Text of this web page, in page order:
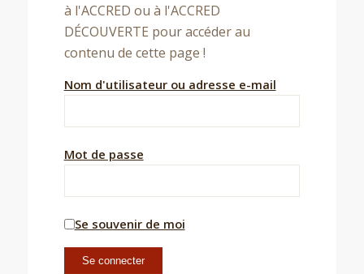
à l'ACCRED ou à l'ACCRED
DÉCOUVERTE pour accéder au
contenu de cette page !
Nom d'utilisateur ou adresse e-mail
Mot de passe
Se souvenir de moi